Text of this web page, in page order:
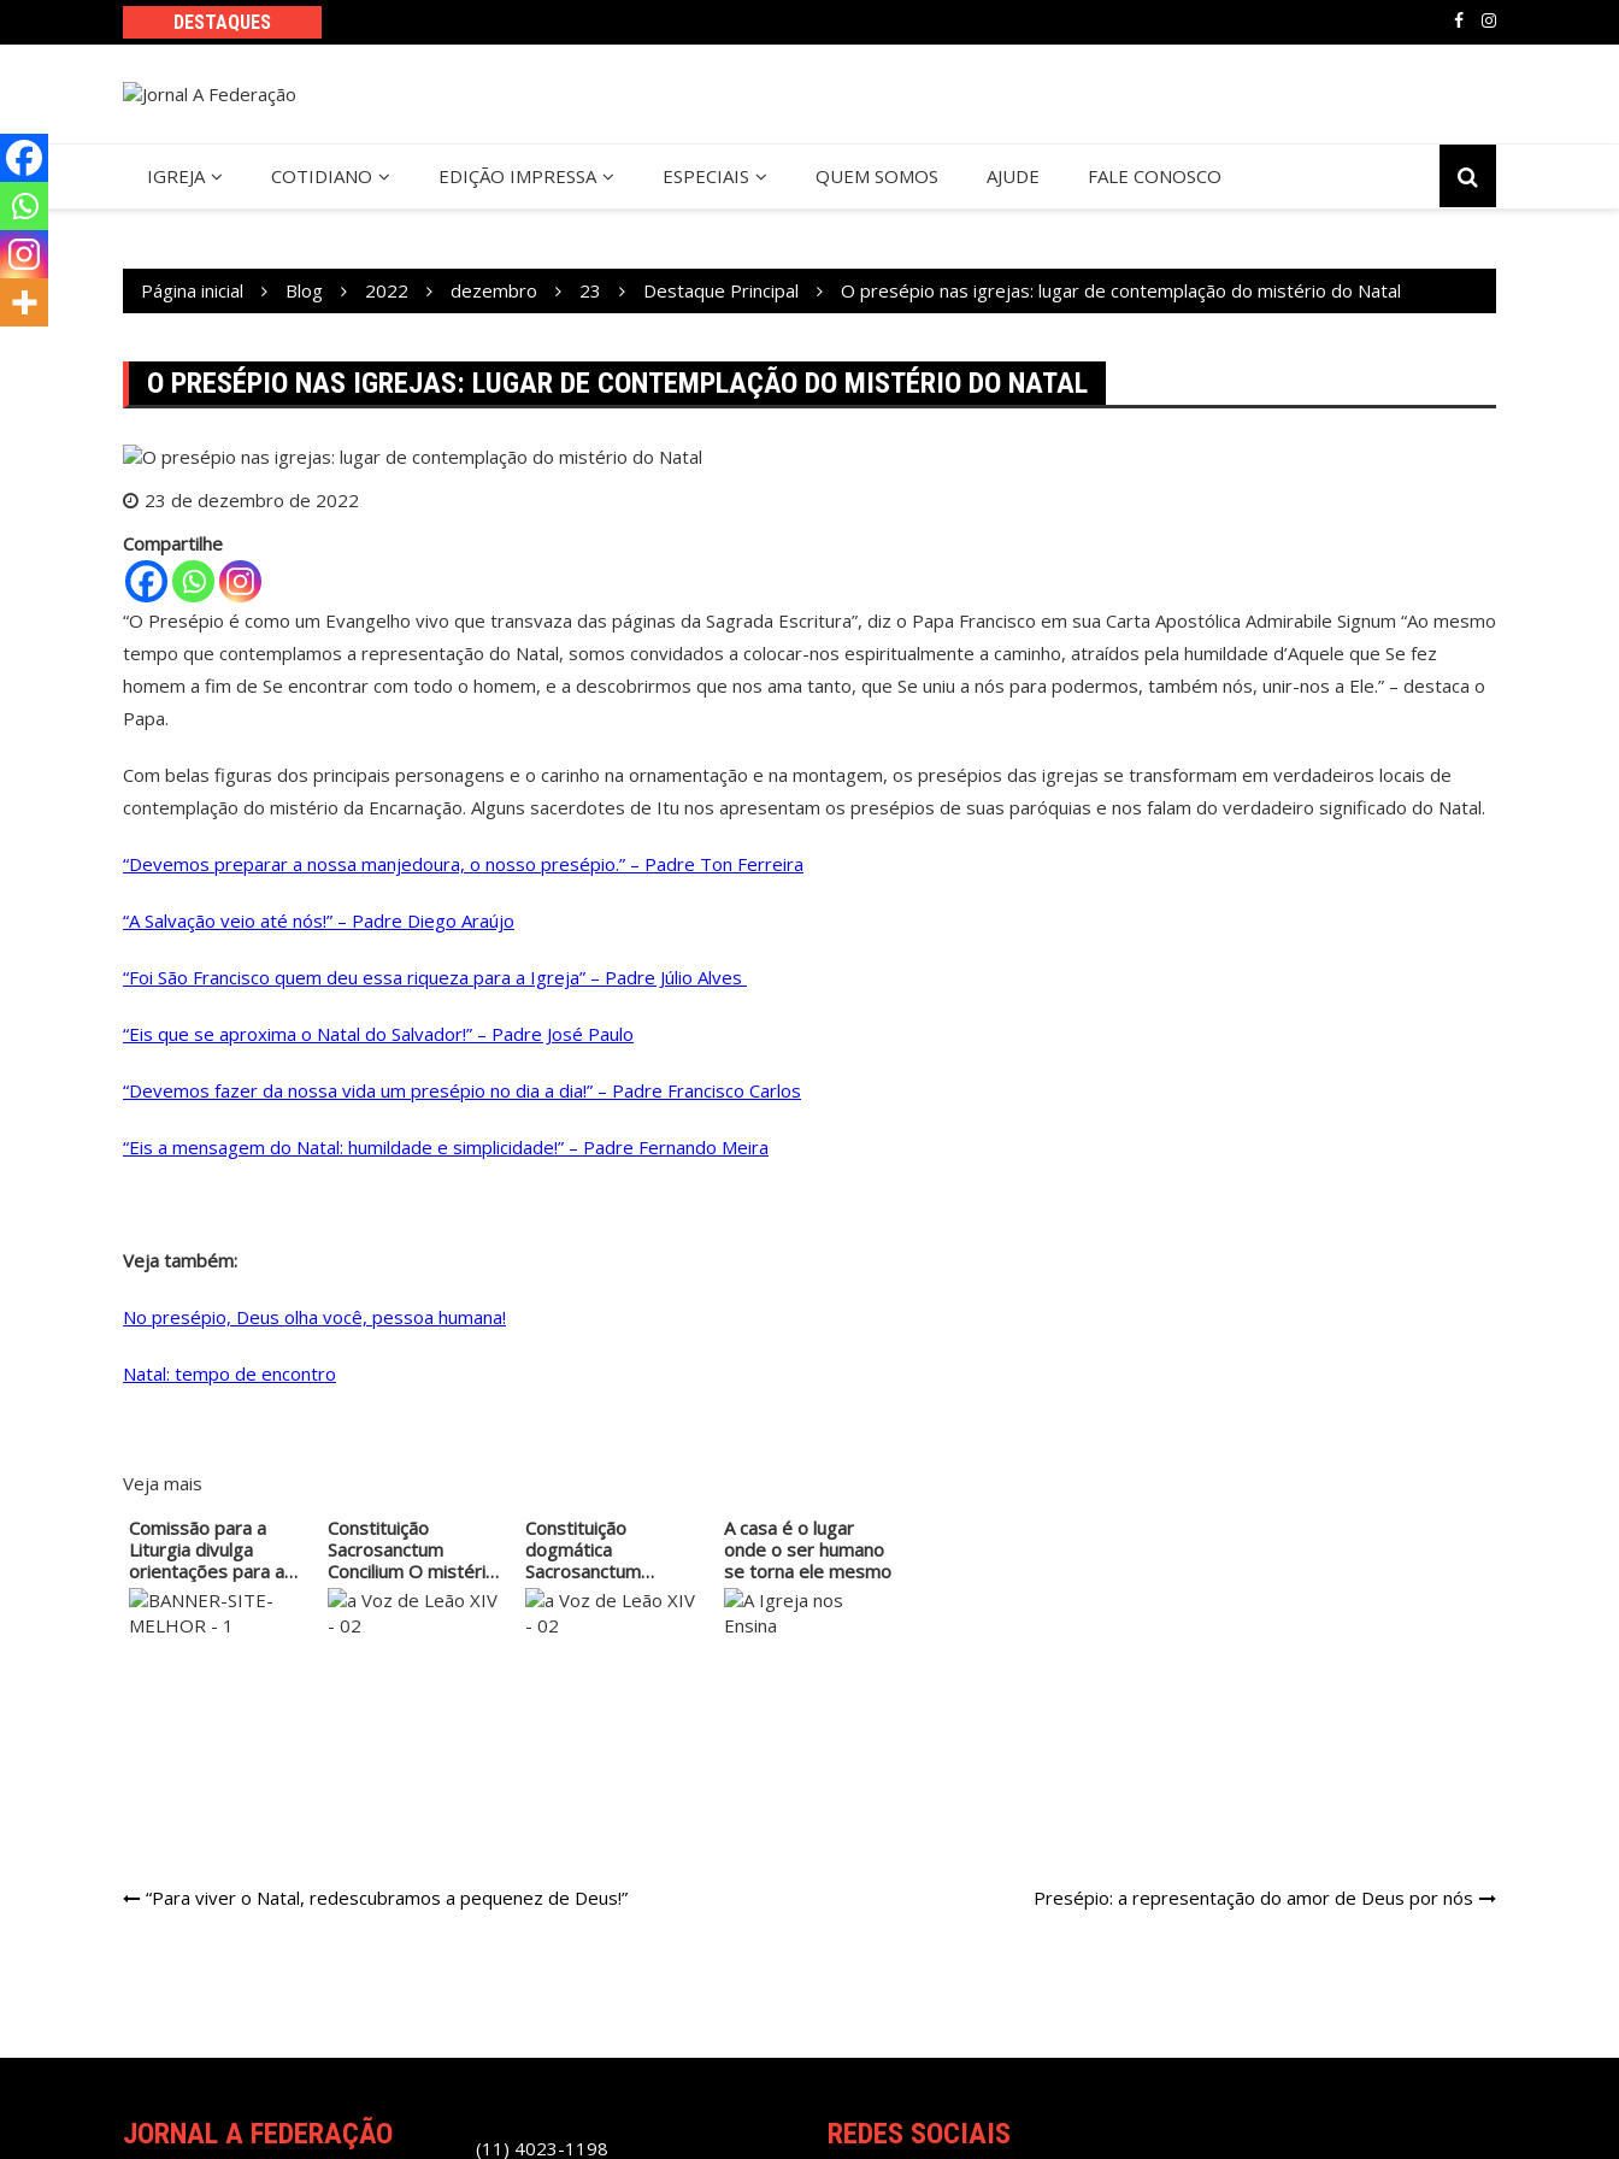
DESTAQUES
IGREJA COTIDIANO EDIÇÃO IMPRESSA ESPECIAIS QUEM SOMOS AJUDE FALE CONOSCO
Página inicial Blog 2022 dezembro 23 Destaque Principal O presépio nas igrejas: lugar de contemplação do mistério do Natal
O PRESÉPIO NAS IGREJAS: LUGAR DE CONTEMPLAÇÃO DO MISTÉRIO DO NATAL
23 de dezembro de 2022
Compartilhe
“O Presépio é como um Evangelho vivo que transvaza das páginas da Sagrada Escritura”, diz o Papa Francisco em sua Carta Apostólica Admirabile Signum “Ao mesmo
tempo que contemplamos a representação do Natal, somos convidados a colocar-nos espiritualmente a caminho, atraídos pela humildade d’Aquele que Se fez
homem a fim de Se encontrar com todo o homem, e a descobrirmos que nos ama tanto, que Se uniu a nós para podermos, também nós, unir-nos a Ele.” – destaca o
Papa.
Com belas figuras dos principais personagens e o carinho na ornamentação e na montagem, os presépios das igrejas se transformam em verdadeiros locais de
contemplação do mistério da Encarnação. Alguns sacerdotes de Itu nos apresentam os presépios de suas paróquias e nos falam do verdadeiro significado do Natal.
“Devemos preparar a nossa manjedoura, o nosso presépio.” – Padre Ton Ferreira
“A Salvação veio até nós!” – Padre Diego Araújo
“Foi São Francisco quem deu essa riqueza para a Igreja” – Padre Júlio Alves
“Eis que se aproxima o Natal do Salvador!” – Padre José Paulo
“Devemos fazer da nossa vida um presépio no dia a dia!” – Padre Francisco Carlos
“Eis a mensagem do Natal: humildade e simplicidade!” – Padre Fernando Meira
Veja também:
No presépio, Deus olha você, pessoa humana!
Natal: tempo de encontro
Veja mais
Comissão para a
Liturgia divulga
orientações para a…
Constituição
Sacrosanctum
Concilium O mistério
eucarístico
Constituição
dogmática
Sacrosanctum
Concilium. A…
A casa é o lugar
onde o ser humano
se torna ele mesmo
Navegação
“Para viver o Natal, redescubramos a pequenez de Deus!” Presépio: a representação do amor de Deus por nós
JORNAL A FEDERAÇÃO (11) 4023-1198 REDES SOCIAIS